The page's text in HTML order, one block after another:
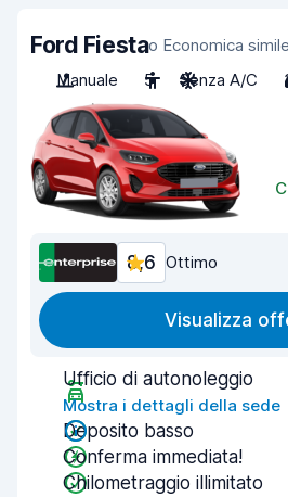
Ford Fiestao Economica simile
Manuale
5 Senza A/C
8,6 Ottimo
Visualizza
Ufficio di autonoleggio
Mostra i dettagli della sede
Deposito basso
Conferma immediata!
Chilometraggio illimitato